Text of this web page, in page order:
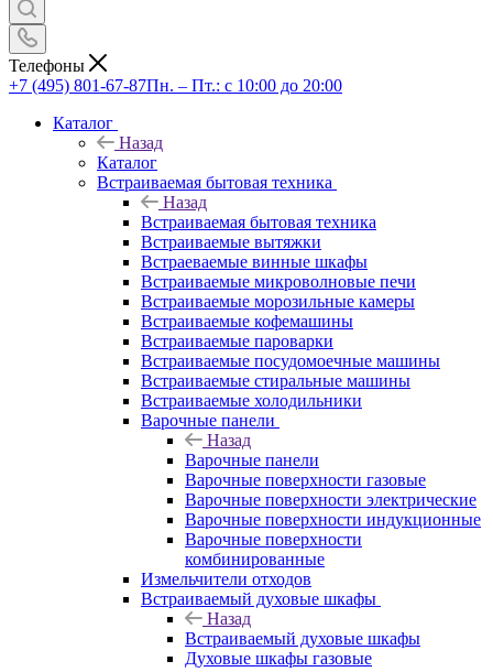
Телефоны
+7 (495) 801-67-87Пн. – Пт.: с 10:00 до 20:00
Каталог
Назад
Каталог
Встраиваемая бытовая техника
Назад
Встраиваемая бытовая техника
Встраиваемые вытяжки
Встраеваемые винные шкафы
Встраиваемые микроволновые печи
Встраиваемые морозильные камеры
Встраиваемые кофемашины
Встраиваемые пароварки
Встраиваемые посудомоечные машины
Встраиваемые стиральные машины
Встраиваемые холодильники
Варочные панели
Назад
Варочные панели
Варочные поверхности газовые
Варочные поверхности электрические
Варочные поверхности индукционные
Варочные поверхности
комбинированные
Измельчители отходов
Встраиваемый духовые шкафы
Назад
Встраиваемый духовые шкафы
Духовые шкафы газовые